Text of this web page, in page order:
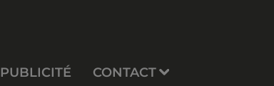
PUBLICITÉ CONTACT